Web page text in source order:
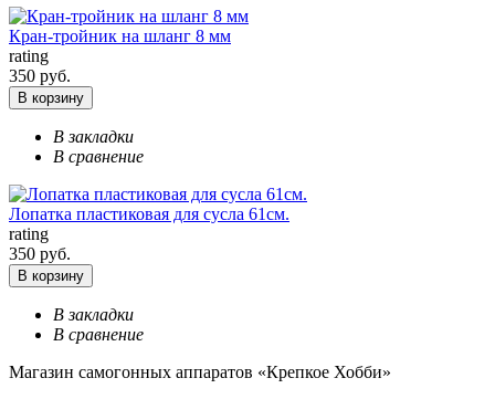
Кран-тройник на шланг 8 мм
rating
350 руб.
В корзину
В закладки
В сравнение
Лопатка пластиковая для сусла 61см.
rating
350 руб.
В корзину
В закладки
В сравнение
Магазин самогонных аппаратов «Крепкое Хобби»